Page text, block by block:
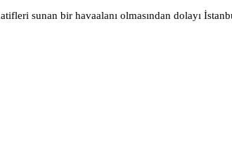
sunan bir havaalanı olmasından dolayı